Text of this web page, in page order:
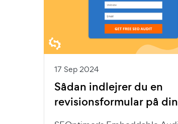
17 Sep 2024
Sådan indlejrer du en
revisionsformular på